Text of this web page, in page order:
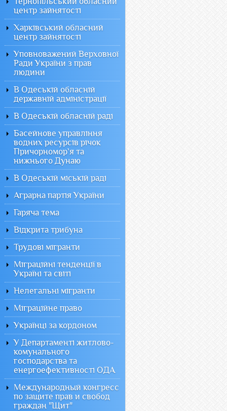
центр зайнятості
Харківський обласний
центр зайнятості
Уповноважений Верховної
Ради України з прав
людини
В Одеській обласній
державній адміністрації
В Одеській обласній раді
Басейнове управління
водних ресурсів річок
Причорномор`я та
нижнього Дунаю
В Одеській міській раді
Аграрна партія України
Гаряча тема
Відкрита трибуна
Трудові мігранти
Міграційні тенденції в
Україні та світі
Нелегальні мігранти
Міграційне право
Українці за кордоном
У Департаменті житлово-
комунального
господарства та
енергоефективності ОДА
Международный конгресс
по защите прав и свобод
граждан "Щит"